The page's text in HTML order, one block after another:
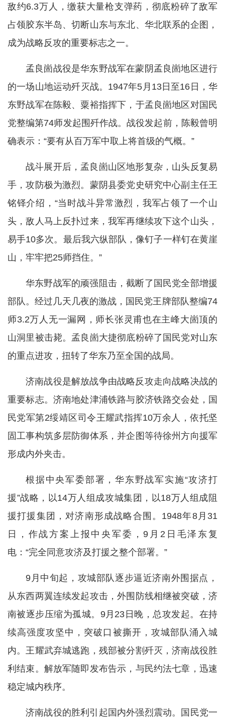
敌约6.3万人，缴获大量枪支弹药，彻底粉碎了敌军
占领胶东半岛、切断山东与东北、华北联系的企图，
成为战略反攻的重要标志之一。
孟良崮战役是华东野战军在蒙阴孟良崮地区进行
的一场山地运动歼灭战。1947年5月13日至16日，华
东野战军在陈毅、粟裕指挥下，于孟良崮地区对国民
党整编第74师发起围歼作战。战役发起前，陈毅曾明
确表示：“要有从百万军中取上将首级的气概。”
战斗展开后，孟良崮山区地形复杂，山头反复易
手，攻防极为激烈。蒙阴县委党史研究中心副主任王
铭铎介绍，“当时战斗异常激烈，我军占领了一个山
头，敌人马上反扑过来，我军再继续攻下这个山头，
易手10多次。最后我六纵部队，像钉子一样钉在黄崖
山，牢牢把25师挡住。”
华东野战军的顽强阻击，截断了国民党全部增援
部队。经过几天几夜的激战，国民党王牌部队整编74
师3.2万人无一漏网，师长张灵甫也在主峰大崮顶的
山洞里被击毙。孟良崮大捷彻底粉碎了国民党对山东
的重点进攻，扭转了华东乃至全国的战局。
济南战役是解放战争由战略反攻走向战略决战的
重要标志。济南地处津浦铁路与胶济铁路交会处，国
民党军第2绥靖区司令王耀武指挥10万余人，依托坚
固工事构筑多层防御体系，并企图等待徐州方向援军
形成内外夹击。
根据中央军委部署，华东野战军实施“攻济打
援”战略，以14万人组成攻城集团，以18万人组成阻
援打援集团，对济南形成战略合围。1948年8月31
日，作战方案上报中央军委，9月2日毛泽东复
电：“完全同意攻济及打援之整个部署。”
9月中旬起，攻城部队逐步逼近济南外围据点，
从东西两翼连续发起攻击，外围防线相继被突破，济
南被逐步压缩为孤城。9月23日晚，总攻发起。在持
续高强度攻坚中，突破口被撕开，攻城部队涌入城
内。王耀武弃城逃跑，残部被分割歼灭，济南战役胜
利结束。解放军随即发布告示，与民约法七章，迅速
稳定城内秩序。
济南战役的胜利引起国内外强烈震动。国民党一